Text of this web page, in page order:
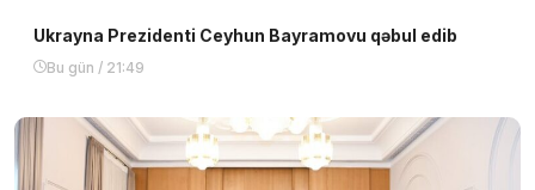
Ukrayna Prezidenti Ceyhun Bayramovu qəbul edib
Bu gün / 21:49